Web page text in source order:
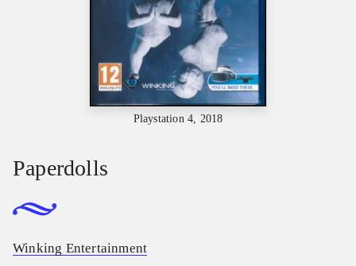
Playstation 4, 2018
Paperdolls
Winking Entertainment